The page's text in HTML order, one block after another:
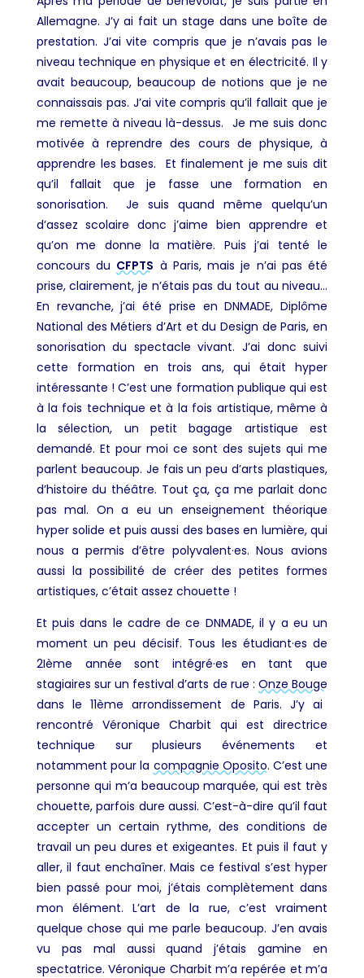
Allemagne. J’y ai fait un stage dans une boîte de
prestation. J’ai vite compris que je n’avais pas le
niveau technique en physique et en électricité. Il y
avait beaucoup, beaucoup de notions que je ne
connaissais pas. J’ai vite compris qu’il fallait que je
me remette à niveau là-dessus. Je me suis donc
motivée à reprendre des cours de physique, à
apprendre les bases. Et finalement je me suis dit
qu’il fallait que je fasse une formation en
sonorisation. Je suis quand même quelqu’un
d’assez scolaire donc j’aime bien apprendre et
qu’on me donne la matière. Puis j’ai tenté le
concours du CFPTS à Paris, mais je n’ai pas été
prise, clairement, je n’étais pas du tout au niveau…
En revanche, j’ai été prise en DNMADE, Diplôme
National des Métiers d’Art et du Design de Paris, en
sonorisation du spectacle vivant. J’ai donc suivi
cette formation en trois ans, qui était hyper
intéressante ! C’est une formation publique qui est
à la fois technique et à la fois artistique, même à
la sélection, un petit bagage artistique est
demandé. Et pour moi ce sont des sujets qui me
parlent beaucoup. Je fais un peu d’arts plastiques,
d’histoire du théâtre. Tout ça, ça me parlait donc
pas mal. On a eu un enseignement théorique
hyper solide et puis aussi des bases en lumière, qui
nous a permis d’être polyvalent·es. Nous avions
aussi la possibilité de créer des petites formes
artistiques, c’était assez chouette !
Et puis dans le cadre de ce DNMADE, il y a eu un
moment un peu décisif. Tous les étudiant·es de
2Ième année sont intégré·es en tant que
stagiaires sur un festival d’arts de rue :Onze Bouge
dans le 11ème arrondissement de Paris. J’y ai
rencontré Véronique Charbit qui est directrice
technique sur plusieurs événements et
notamment pour la compagnie Oposito. C’est une
personne qui m’a beaucoup marquée, qui est très
chouette, parfois dure aussi. C’est-à-dire qu’il faut
accepter un certain rythme, des conditions de
travail un peu dures et exigeantes. Et puis il faut y
aller, il faut enchaîner. Mais ce festival s’est hyper
bien passé pour moi, j’étais complètement dans
mon élément. L’art de la rue, c’est vraiment
quelque chose qui me parle beaucoup. J’en avais
vu pas mal aussi quand j’étais gamine en
spectatrice. Véronique Charbit m’a repérée et m’a